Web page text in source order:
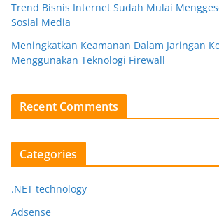
Trend Bisnis Internet Sudah Mulai
Sosial Media
Meningkatkan Keamanan Dalam Jaringan
Menggunakan Teknologi Firewall
Recent Comments
Categories
.NET technology
Adsense